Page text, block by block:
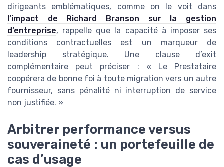
dirigeants emblématiques, comme on le voit dans
l’impact de Richard Branson sur la gestion
d’entreprise, rappelle que la capacité à imposer ses
conditions contractuelles est un marqueur de
leadership stratégique. Une clause d’exit
complémentaire peut préciser : « Le Prestataire
coopérera de bonne foi à toute migration vers un autre
fournisseur, sans pénalité ni interruption de service
non justifiée. »
Arbitrer performance versus
souveraineté : un portefeuille de
cas d’usage